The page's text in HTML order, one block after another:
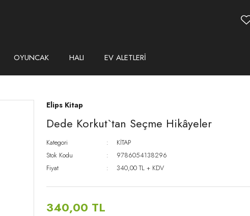
OYUNCAK HALI EV ALETLERİ
Elips Kitap
Dede Korkut`tan Seçme Hikâyeler
Kategori
KİTAP
Stok Kodu
9786054138296
Fiyat
340,00 TL + KDV
340,00 TL